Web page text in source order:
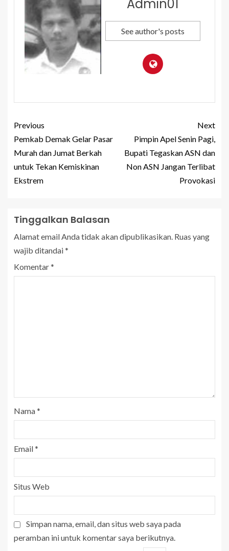
Admin01
See author's posts
Previous
Pemkab Demak Gelar Pasar
Murah dan Jumat Berkah
untuk Tekan Kemiskinan
Ekstrem
Next
Pimpin Apel Senin Pagi,
Bupati Tegaskan ASN dan
Non ASN Jangan Terlibat
Provokasi
Tinggalkan Balasan
Alamat email Anda tidak akan dipublikasikan. Ruas yang
wajib ditandai*
Komentar*
Nama*
Email*
Situs Web
Simpan nama, email, dan situs web saya pada
peramban ini untuk komentar saya berikutnya.